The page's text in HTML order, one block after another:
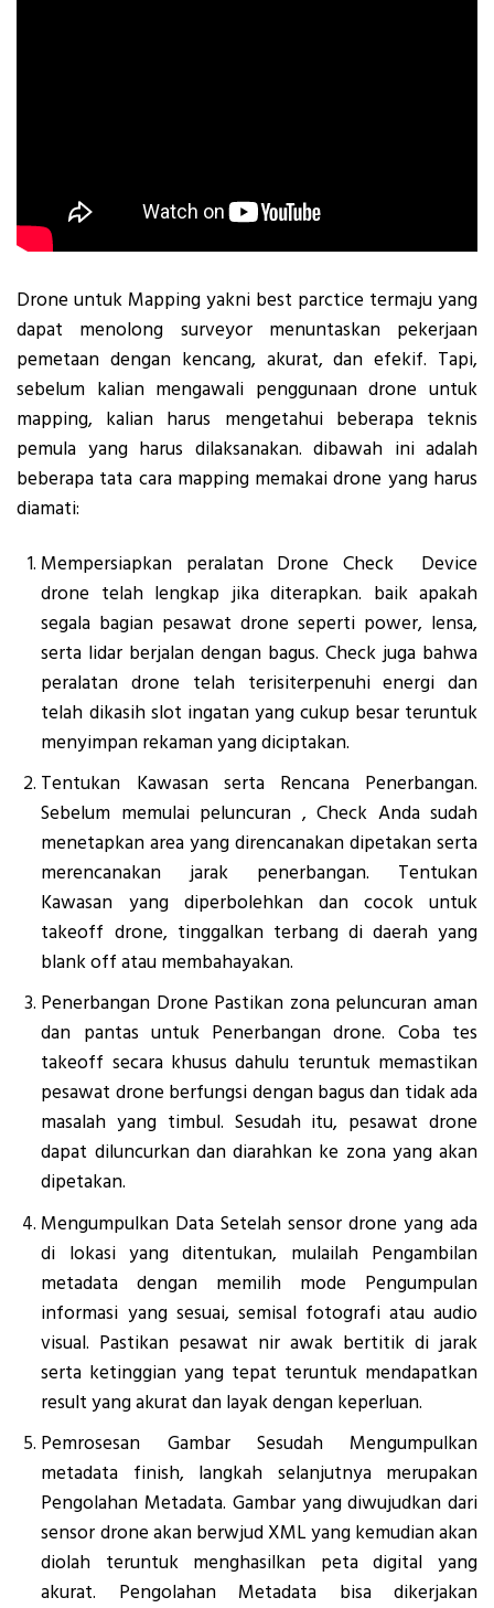
Drone untuk Mapping yakni best parctice termaju yang
dapat menolong surveyor menuntaskan pekerjaan
pemetaan dengan kencang, akurat, dan efekif. Tapi,
sebelum kalian mengawali penggunaan drone untuk
mapping, kalian harus mengetahui beberapa teknis
pemula yang harus dilaksanakan. dibawah ini adalah
beberapa tata cara mapping memakai drone yang harus
diamati:
Mempersiapkan peralatan Drone Check Device
drone telah lengkap jika diterapkan. baik apakah
segala bagian pesawat drone seperti power, lensa,
serta lidar berjalan dengan bagus. Check juga bahwa
peralatan drone telah terisiterpenuhi energi dan
telah dikasih slot ingatan yang cukup besar teruntuk
menyimpan rekaman yang diciptakan.
Tentukan Kawasan serta Rencana Penerbangan.
Sebelum memulai peluncuran , Check Anda sudah
menetapkan area yang direncanakan dipetakan serta
merencanakan jarak penerbangan. Tentukan
Kawasan yang diperbolehkan dan cocok untuk
takeoff drone, tinggalkan terbang di daerah yang
blank off atau membahayakan.
Penerbangan Drone Pastikan zona peluncuran aman
dan pantas untuk Penerbangan drone. Coba tes
takeoff secara khusus dahulu teruntuk memastikan
pesawat drone berfungsi dengan bagus dan tidak ada
masalah yang timbul. Sesudah itu, pesawat drone
dapat diluncurkan dan diarahkan ke zona yang akan
dipetakan.
Mengumpulkan Data Setelah sensor drone yang ada
di lokasi yang ditentukan, mulailah Pengambilan
metadata dengan memilih mode Pengumpulan
informasi yang sesuai, semisal fotografi atau audio
visual. Pastikan pesawat nir awak bertitik di jarak
serta ketinggian yang tepat teruntuk mendapatkan
result yang akurat dan layak dengan keperluan.
Pemrosesan Gambar Sesudah Mengumpulkan
metadata finish, langkah selanjutnya merupakan
Pengolahan Metadata. Gambar yang diwujudkan dari
sensor drone akan berwjud XML yang kemudian akan
diolah teruntuk menghasilkan peta digital yang
akurat. Pengolahan Metadata bisa dikerjakan